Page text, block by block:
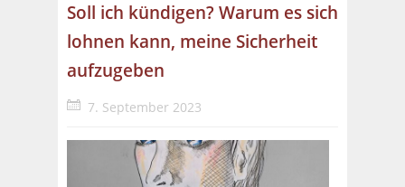
Soll ich kündigen? Warum es sich
lohnen kann, meine Sicherheit
aufzugeben
7. September 2023